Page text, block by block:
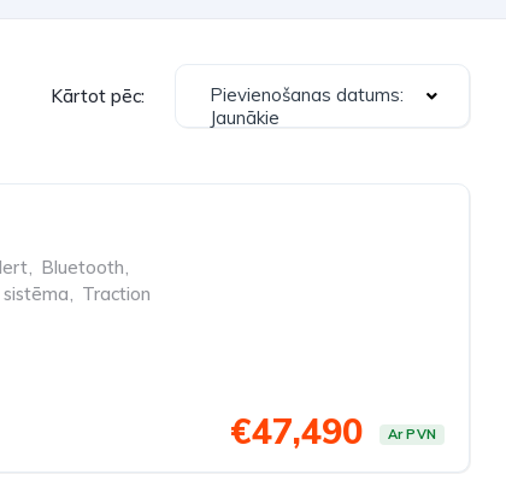
Kārtot pēc:
Pievienošanas datums:
Jaunākie
, Bluetooth,
, Traction
€47,490 Ar PVN